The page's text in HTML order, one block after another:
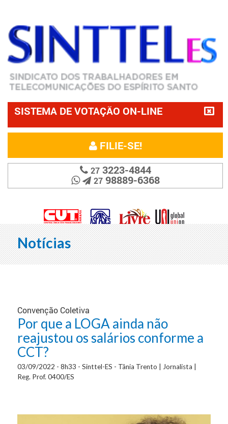
SISTEMA DE VOTAÇÃO ON-LINE
FILIE-SE!
273223-4844
2798889-6368
Notícias
Convenção Coletiva
Por que a LOGA ainda não
reajustou os salários conforme a
CCT?
03/09/2022 - 8h33 - Sinttel-ES - Tânia Trento | Jornalista |
Reg. Prof. 0400/ES